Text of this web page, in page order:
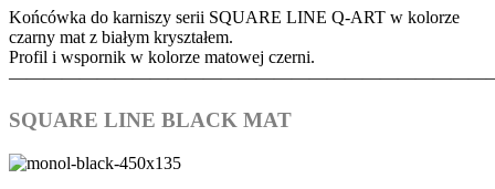
Końcówka do karniszy serii SQUARE LINE Q-ART w kolorze
czarny mat z białym kryształem.
Profil i wspornik w kolorze matowej czerni.
SQUARE LINE BLACK MAT